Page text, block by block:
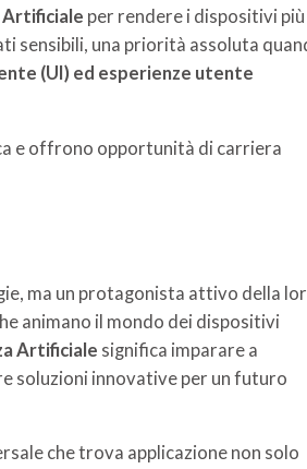
Artificiale per rendere i dispositivi più
sensibili, una priorità assoluta
(UI) ed esperienze utente
e offrono opportunità di carriera
ma un protagonista attivo della
animano il mondo dei dispositivi
Artificiale significa imparare a
soluzioni innovative per un futuro
che trova applicazione non solo